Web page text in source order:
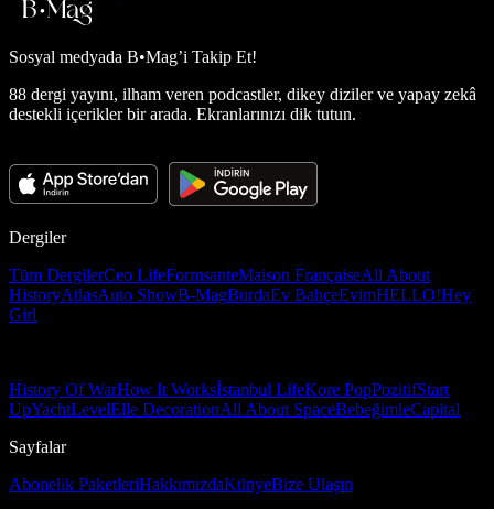
Sosyal medyada B•Mag’i Takip Et!
88 dergi yayını, ilham veren podcastler, dikey diziler ve yapay zekâ
destekli içerikler bir arada. Ekranlarınızı dik tutun.
Dergiler
Tüm DergilerCeo LifeFormsanteMaison FrançaiseAll About
HistoryAtlasAuto ShowB-MagBurdaEv BahçeEvimHELLO!Hey
Girl
History Of WarHow It Worksİstanbul LifeKore PopPozitifStart
UpYachtLevelElle DecorationAll About SpaceBebeğimleCapital
Sayfalar
Abonelik PaketleriHakkımızdaKünyeBize Ulaşın